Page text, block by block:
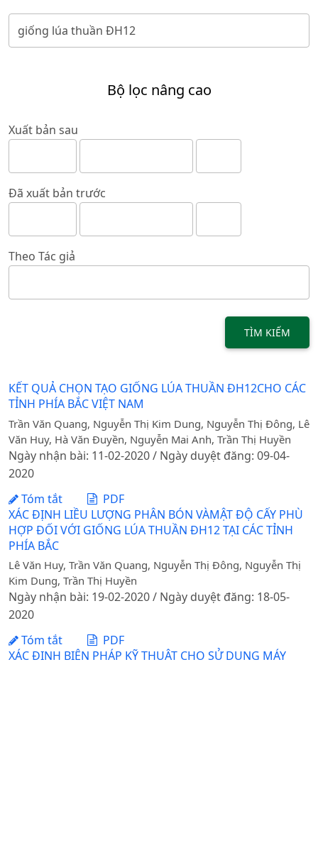
Bộ lọc nâng cao
Xuất bản sau
Đã xuất bản trước
Theo Tác giả
TÌM KIẾM
KẾT QUẢ CHỌN TẠO GIỐNG LÚA THUẦN ĐH12CHO CÁC
TỈNH PHÍA BẮC VIỆT NAM
Trần Văn Quang, Nguyễn Thị Kim Dung, Nguyễn Thị Đông, Lê
Văn Huy, Hà Văn Đuyền, Nguyễn Mai Anh, Trần Thị Huyền
Ngày nhận bài: 11-02-2020 / Ngày duyệt đăng: 09-04-
2020
Tóm tắt
PDF
XÁC ĐỊNH LIỀU LƯỢNG PHÂN BÓN VÀMẬT ĐỘ CẤY PHÙ
HỢP ĐỐI VỚI GIỐNG LÚA THUẦN ĐH12 TẠI CÁC TỈNH
PHÍA BẮC
Lê Văn Huy, Trần Văn Quang, Nguyễn Thị Đông, Nguyễn Thị
Kim Dung, Trần Thị Huyền
Ngày nhận bài: 19-02-2020 / Ngày duyệt đăng: 18-05-
2020
Tóm tắt
PDF
XÁC ĐỊNH BIỆN PHÁP KỸ THUẬT CHO SỬ DỤNG MÁY